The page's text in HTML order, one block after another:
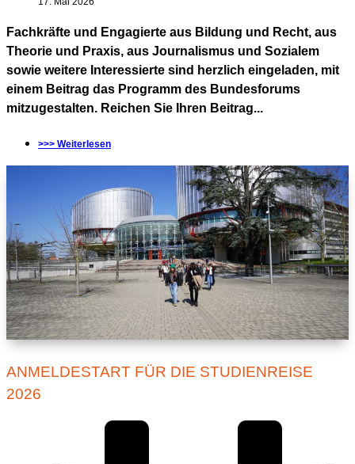
Fachkräfte und Engagierte aus Bildung und Recht, aus
Theorie und Praxis, aus Journalismus und Sozialem
sowie weitere Interessierte sind herzlich eingeladen, mit
einem Beitrag das Programm des Bundesforums
mitzugestalten. Reichen Sie Ihren Beitrag...
>>> Weiterlesen
ANMELDESTART FÜR DIE STUDIENREISE
2026